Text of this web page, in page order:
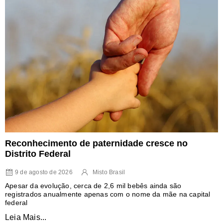
Reconhecimento de paternidade cresce no
Distrito Federal
9 de agosto de 2026 Misto Brasil
Apesar da evolução, cerca de 2,6 mil bebês ainda são
registrados anualmente apenas com o nome da mãe na capital
federal
Leia Mais...